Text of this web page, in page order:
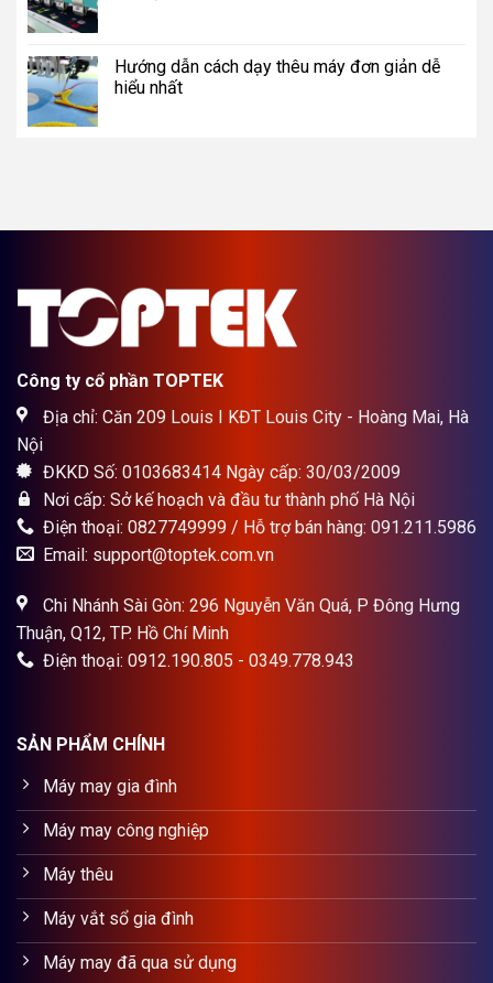
Hướng dẫn cách dạy thêu máy đơn giản dễ
hiểu nhất
Công ty cổ phần TOPTEK
Địa chỉ: Căn 209 Louis I KĐT Louis City - Hoàng Mai, Hà
Nội
ĐKKD Số: 0103683414 Ngày cấp: 30/03/2009
Nơi cấp: Sở kế hoạch và đầu tư thành phố Hà Nội
Điện thoại: 0827749999 / Hỗ trợ bán hàng: 091.211.5986
Email: support@toptek.com.vn
Chi Nhánh Sài Gòn: 296 Nguyễn Văn Quá, P Đông Hưng
Thuận, Q12, TP. Hồ Chí Minh
Điện thoại: 0912.190.805 - 0349.778.943
SẢN PHẨM CHÍNH
Máy may gia đình
Máy may công nghiệp
Máy thêu
Máy vắt sổ gia đình
Máy may đã qua sử dụng